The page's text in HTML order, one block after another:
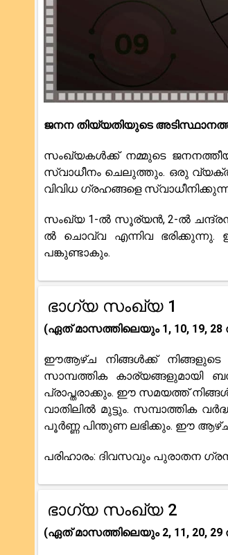
ജനന തിയ്യതിയുടെ
സംഖ്യകൾക്ക് നമ്മുടെ
സ്വാധീനം ചെലുത്തും. ഒരു
വിവിധ ഗ്രഹങ്ങളെ
സംഖ്യ 1-ൽ സൂര്യൻ, 2-ൽ
ൽ ചൊവ്വ എന്നിവ
പങ്കുണ്ടാകും.
ഭാഗ്യ സംഖ്യ 1
(ഏത് മാസത്തിലെയും 1, 10, 19, 28
ഈആഴ്ച നിങ്ങൾക്ക് നിങ്ങളുടെ
സാമ്പത്തിക
പ്രാപ്തരാക്കും. ഈ സമയത്ത്
വാതിലിൽ മുട്ടും. സമ്പാത്തിക
പൂർണ്ണ പിന്തുണ ലഭിക്കും. ഈ ആഴ്ച
പരിഹാരം: ദിവസവും പുരാതന
ഭാഗ്യ സംഖ്യ 2
(ഏത് മാസത്തിലെയും 2, 11, 20, 29